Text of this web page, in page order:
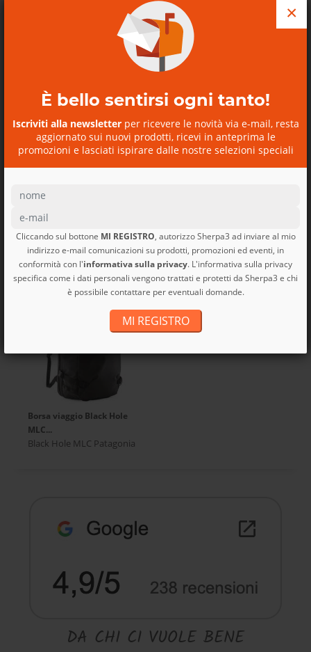
È bello sentirsi ogni tanto!
Iscriviti alla newsletterper ricevere le novità via e-mail, resta
aggiornato sui nuovi prodotti, ricevi in anteprima le
promozioni e lasciati ispirare dalle nostre selezioni speciali
Cliccando sul bottone MI REGISTRO, autorizzo Sherpa3 ad inviare al mio
indirizzo e-mail comunicazioni su prodotti, promozioni ed eventi, in
conformità con l'informativa sulla privacy. L'informativa sulla privacy
specifica come i dati personali vengono trattati e protetti da Sherpa3 e chi
è possibile contattare per eventuali domande.
MI REGISTRO
×
I robusti anelli di fettuccia (daisy chain) esterni
rinforzati offrono molteplici opzioni per l'aggancio
di attrezzature extra
Ti potrebbe interessare anche
SCOPRI I NOSTRI BUONI
REGALO
Refugio Day Pack 26L
Refugio Day Pack 26L
Patagonia
Borsa viaggio Black Hole
MLC...
Black Hole MLC Patagonia
DA CHI CI VUOLE BENE